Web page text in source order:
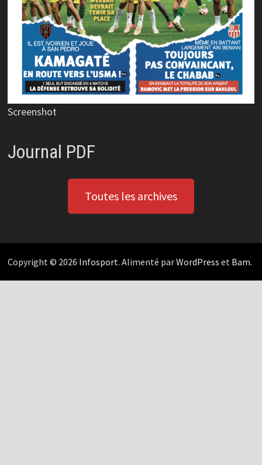
Screenshot
Journal PDF
Toutes les archives
Copyright © 2026 Infosport. Alimenté parWordPress et Bam.